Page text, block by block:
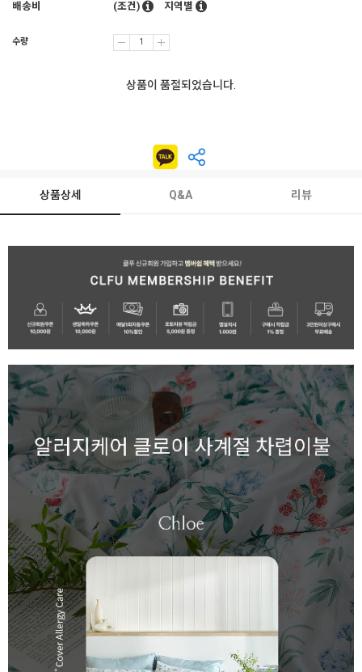
배송비
(조건) 지역별
수량
상품이 품절되었습니다.
상품상세 Q&A 리뷰